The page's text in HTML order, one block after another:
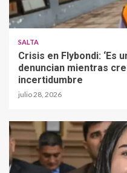
SALTA
Crisis en Flybondi: ‘Es
denuncian mientras
incertidumbre
julio 28, 2026